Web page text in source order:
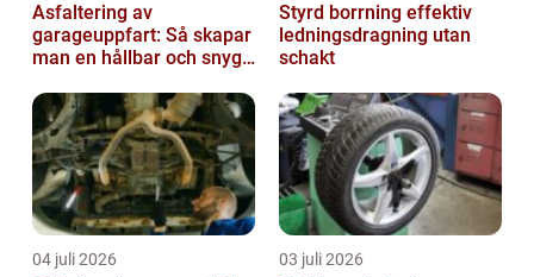
Asfaltering av
garageuppfart: Så skapar
man en hållbar och snygg
Styrd borrning effektiv
ledningsdragning utan
schakt
04 juli 2026 03 juli 2026